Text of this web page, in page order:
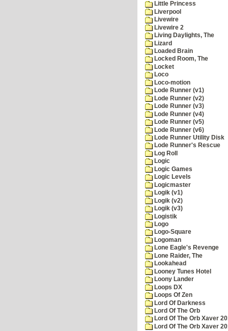
Little Princess
Liverpool
Livewire
Livewire 2
Living Daylights, The
Lizard
Loaded Brain
Locked Room, The
Locket
Loco
Loco-motion
Lode Runner (v1)
Lode Runner (v2)
Lode Runner (v3)
Lode Runner (v4)
Lode Runner (v5)
Lode Runner (v6)
Lode Runner Utility Disk
Lode Runner's Rescue
Log Roll
Logic
Logic Games
Logic Levels
Logicmaster
Logik (v1)
Logik (v2)
Logik (v3)
Logistik
Logo
Logo-Square
Logoman
Lone Eagle's Revenge
Lone Raider, The
Lookahead
Looney Tunes Hotel
Loony Lander
Loops DX
Loops Of Zen
Lord Of Darkness
Lord Of The Orb
Lord Of The Orb Xaver
Lord Of The Orb Xaver